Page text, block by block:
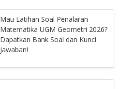
Mau Latihan Soal Penalaran
Matematika UGM Geometri 2026?
Dapatkan Bank Soal dan Kunci
Jawaban!